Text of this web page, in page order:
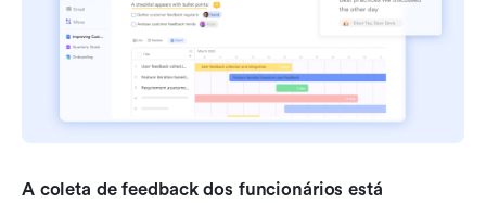
A coleta de feedback dos funcionários está